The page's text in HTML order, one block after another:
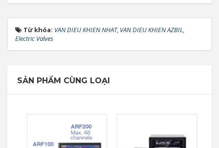
Từ khóa: VAN DIEU KHIEN NHAT, VAN DIEU KHIEN AZBIL,
Electric Valves
SẢN PHẨM CÙNG LOẠI